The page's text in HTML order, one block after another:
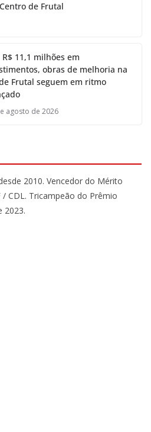
de Frutal
R$ 11,1 milhões em
obras de melhoria na
de Frutal seguem em ritmo
agosto de 2026
2010. Vencedor do Mérito
/ CDL. Tricampeão do Prêmio
2023.